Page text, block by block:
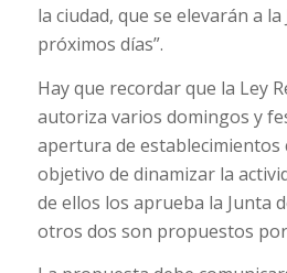
la ciudad, que se elevarán a
próximos días”.
Hay que recordar que la Ley
autoriza varios domingos y
apertura de establecimientos
objetivo de dinamizar la
de ellos los aprueba la Junta
otros dos son propuestos